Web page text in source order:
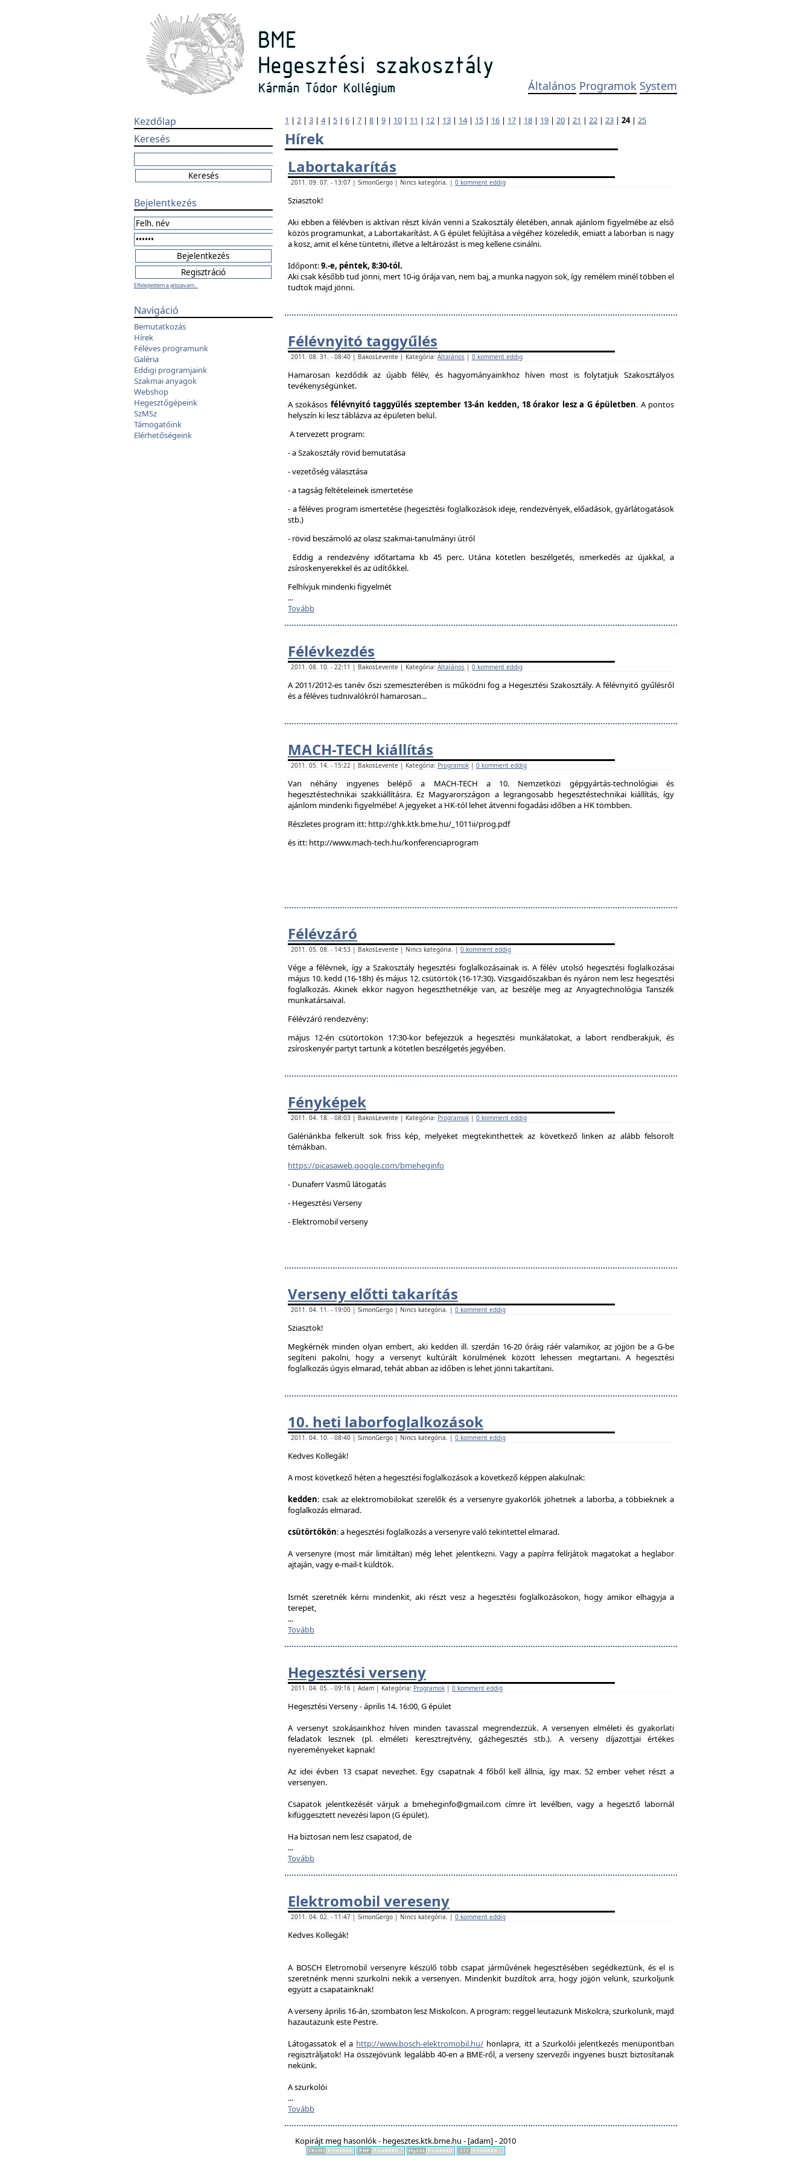
Általános Programok System
Kezdőlap
Keresés
Bejelentkezés
Elfelejtettem a jelszavam...
Navigáció
Bemutatkozás
Hírek
Féléves programunk
Galéria
Eddigi programjaink
Szakmai anyagok
Webshop
Hegesztőgépeink
SzMSz
Támogatóink
Elérhetőségeink
1 | 2 | 3 | 4| 5 | 6 | 7 | 8 | 9 | 10 | 11 | 12 | 13 | 14| 15 | 16 | 17 | 18 | 19 | 20 | 21 | 22 | 23 | 24| 25
Hírek
Labortakarítás
2011. 09. 07. - 13:07 | SimonGergo | Nincs kategória. | 0 komment eddig
Sziasztok!
Aki ebben a félévben is aktívan részt kíván venni a Szakosztály életében, annak ajánlom figyelmébe az első
közös programunkat, a Labortakarítást. A G épület felújítása a végéhez közeledik, emiatt a laborban is nagy
a kosz, amit el kéne tüntetni, illetve a leltározást is meg kellene csinálni.
Időpont:9.-e, péntek, 8:30-tól.
Aki csak később tud jönni, mert 10-ig órája van, nem baj, a munka nagyon sok, így remélem minél többen el
tudtok majd jönni.
Félévnyitó taggyűlés
2011. 08. 31. - 08:40 | BakosLevente | Kategória: Általános | 0 komment eddig
Hamarosan kezdődik az újabb félév, és hagyományainkhoz híven most is folytatjuk Szakosztályos
tevékenységünket.
A szokásos félévnyitó taggyűlés szeptember 13-án kedden, 18 órakor lesz a G épületben. A pontos
helyszín ki lesz táblázva az épületen belül.
A tervezett program:
- a Szakosztály rövid bemutatása
- vezetőség választása
- a tagság feltételeinek ismertetése
- a féléves program ismertetése (hegesztési foglalkozások ideje, rendezvények, előadások, gyárlátogatások
stb.)
- rövid beszámoló az olasz szakmai-tanulmányi útról
Eddig a rendezvény időtartama kb 45 perc. Utána kötetlen beszélgetés, ismerkedés az újakkal, a
zsíroskenyerekkel és az üdítőkkel.
Felhívjuk mindenki figyelmét
...
Tovább
Félévkezdés
2011. 08. 10. - 22:11 | BakosLevente | Kategória: Általános | 0 komment eddig
A 2011/2012-es tanév őszi szemeszterében is működni fog a Hegesztési Szakosztály. A félévnyitó gyűlésről
és a féléves tudnivalókról hamarosan...
MACH-TECH kiállítás
2011. 05. 14. - 15:22 | BakosLevente | Kategória: Programok | 0 komment eddig
Van néhány ingyenes belépő a MACH-TECH a 10. Nemzetközi gépgyártás-technológiai és
hegesztéstechnikai szakkiállításra. Ez Magyarországon a legrangosabb hegesztéstechnikai kiállítás, így
ajánlom mindenki figyelmébe! A jegyeket a HK-tól lehet átvenni fogadási időben a HK tömbben.
Részletes program itt: http://ghk.ktk.bme.hu/_1011ii/prog.pdf
és itt: http://www.mach-tech.hu/konferenciaprogram
Félévzáró
2011. 05. 08. - 14:53 | BakosLevente | Nincs kategória. | 0 komment eddig
Vége a félévnek, így a Szakosztály hegesztési foglalkozásainak is. A félév utolsó hegesztési foglalkozásai
május 10. kedd (16-18h) és május 12. csütörtök (16-17:30). Vizsgaidőszakban és nyáron nem lesz hegesztési
foglalkozás. Akinek ekkor nagyon hegeszthetnékje van, az beszélje meg az Anyagtechnológia Tanszék
munkatársaival.
Félévzáró rendezvény:
május 12-én csütörtökön 17:30-kor befejezzük a hegesztési munkálatokat, a labort rendberakjuk, és
zsíroskenyér partyt tartunk a kötetlen beszélgetés jegyében.
Fényképek
2011. 04. 18. - 08:03 | BakosLevente | Kategória: Programok | 0 komment eddig
Galériánkba felkerült sok friss kép, melyeket megtekinthettek az következő linken az alább felsorolt
témákban.
https://picasaweb.google.com/bmeheginfo
- Dunaferr Vasmű látogatás
- Hegesztési Verseny
- Elektromobil verseny
Verseny előtti takarítás
2011. 04. 11. - 19:00 | SimonGergo | Nincs kategória. | 0 komment eddig
Sziasztok!
Megkérnék minden olyan embert, aki kedden ill. szerdán 16-20 óráig ráér valamikor, az jöjjön be a G-be
segíteni pakolni, hogy a versenyt kultúrált körülmének között lehessen megtartani. A hegesztési
foglalkozás úgyis elmarad, tehát abban az időben is lehet jönni takartítani.
10. heti laborfoglalkozások
2011. 04. 10. - 08:40 | SimonGergo | Nincs kategória. | 0 komment eddig
Kedves Kollegák!
A most következő héten a hegesztési foglalkozások a következő képpen alakulnak:
kedden: csak az elektromobilokat szerelők és a versenyre gyakorlók jöhetnek a laborba, a többieknek a
foglalkozás elmarad.
csütörtökön: a hegesztési foglalkozás a versenyre való tekintettel elmarad.
A versenyre (most már limitáltan) még lehet jelentkezni. Vagy a papírra felírjátok magatokat a heglabor
ajtaján, vagy e-mail-t küldtök.
Ismét szeretnék kérni mindenkit, aki részt vesz a hegesztési foglalkozásokon, hogy amikor elhagyja a
terepet,
...
Tovább
Hegesztési verseny
2011. 04. 05. - 09:16 | Adam | Kategória: Programok | 0 komment eddig
Hegesztési Verseny - április 14. 16:00, G épület
A versenyt szokásainkhoz híven minden tavasszal megrendezzük. A versenyen elméleti és gyakorlati
feladatok lesznek (pl. elméleti keresztrejtvény, gázhegesztés stb.). A verseny díjazottjai értékes
nyereményeket kapnak!
Az idei évben 13 csapat nevezhet. Egy csapatnak 4 főből kell állnia, így max. 52 ember vehet részt a
versenyen.
Csapatok jelentkezését várjuk a bmeheginfo@gmail.com címre írt levélben, vagy a hegesztő labornál
kifüggesztett nevezési lapon (G épület).
Ha biztosan nem lesz csapatod, de
...
Tovább
Elektromobil vereseny
2011. 04. 02. - 11:47 | SimonGergo | Nincs kategória. | 0 komment eddig
Kedves Kollegák!
A BOSCH Eletromobil versenyre készülő több csapat járművének hegesztésében segédkeztünk, és el is
szeretnénk menni szurkolni nekik a versenyen. Mindenkit buzdítok arra, hogy jöjjön velünk, szurkoljunk
együtt a csapatainknak!
A verseny április 16-án, szombaton lesz Miskolcon. A program: reggel leutazunk Miskolcra, szurkolunk, majd
hazautazunk este Pestre.
Látogassatok el a http://www.bosch-elektromobil.hu/ honlapra, itt a Szurkolói jelentkezés menüpontban
regisztráljatok! Ha összejövünk legalább 40-en a BME-ről, a verseny szervezői ingyenes buszt biztosítanak
nekünk.
A szurkolói
...
Tovább
Kopirájt meg hasonlók - hegesztes.ktk.bme.hu - [adam] - 2010